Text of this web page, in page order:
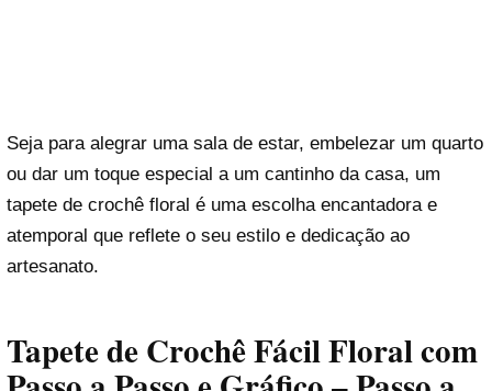
Seja para alegrar uma sala de estar, embelezar um quarto
ou dar um toque especial a um cantinho da casa, um
tapete de crochê floral é uma escolha encantadora e
atemporal que reflete o seu estilo e dedicação ao
artesanato.
Tapete de Crochê Fácil Floral com